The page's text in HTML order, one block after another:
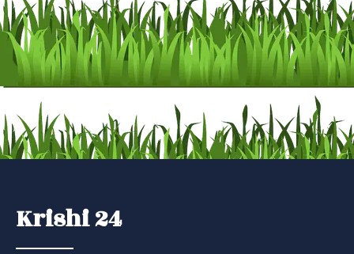
Krishi 24